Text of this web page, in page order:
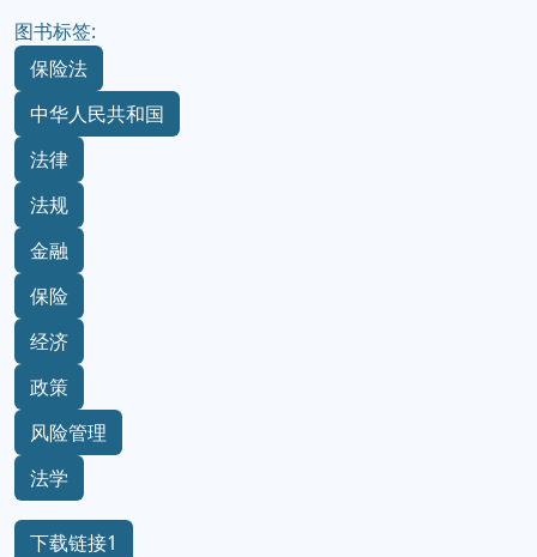
图书标签:
保险法
中华人民共和国
法律
法规
金融
保险
经济
政策
风险管理
法学
下载链接1